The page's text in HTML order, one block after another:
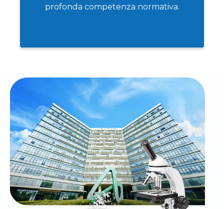
profonda competenza normativa.